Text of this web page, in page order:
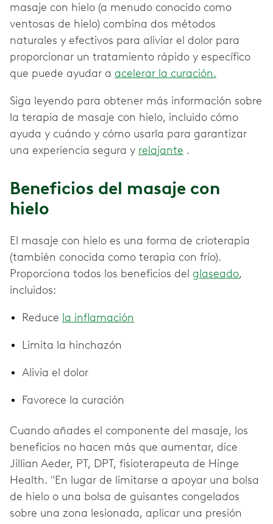
masaje con hielo (a menudo conocido como
ventosas de hielo) combina dos métodos
naturales y efectivos para aliviar el dolor para
proporcionar un tratamiento rápido y específico
que puede ayudar a acelerar la curación.
Siga leyendo para obtener más información sobre
la terapia de masaje con hielo, incluido cómo
ayuda y cuándo y cómo usarla para garantizar
una experiencia segura y relajante .
Beneficios del masaje con
hielo
El masaje con hielo es una forma de crioterapia
(también conocida como terapia con frío).
Proporciona todos los beneficios del glaseado,
incluidos:
Reduce la inflamación
Limita la hinchazón
Alivia el dolor
Favorece la curación
Cuando añades el componente del masaje, los
beneficios no hacen más que aumentar, dice
Jillian Aeder, PT, DPT, fisioterapeuta de Hinge
Health. "En lugar de limitarse a apoyar una bolsa
de hielo o una bolsa de guisantes congelados
sobre una zona lesionada, aplicar una presión